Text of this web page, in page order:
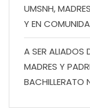
UMSNH,
Y EN
A SER ALIADOS
MADRES Y
BACHILLERATO